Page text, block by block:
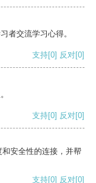
者交流学习心得。
支持[0] 反对[0]
支持[0] 反对[0]
安全性的连接，并帮
支持[0] 反对[0]